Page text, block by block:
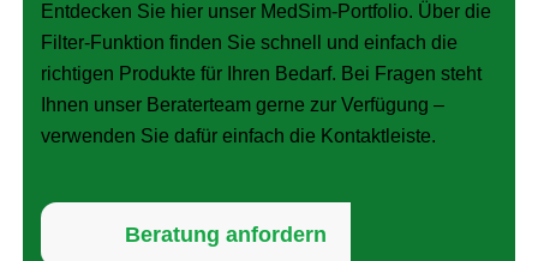
Entdecken Sie hier unser MedSim-Portfolio. Über die
Filter-Funktion finden Sie schnell und einfach die
richtigen Produkte für Ihren Bedarf. Bei Fragen steht
Ihnen unser Beraterteam gerne zur Verfügung –
verwenden Sie dafür einfach die Kontaktleiste.
Beratung anfordern